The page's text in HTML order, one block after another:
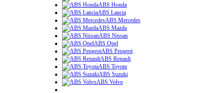
ABS Honda
ABS Lancia
ABS Mercedes
ABS Mazda
ABS Nissan
ABS Opel
ABS Peugeot
ABS Renault
ABS Toyota
ABS Suzuki
ABS Volvo